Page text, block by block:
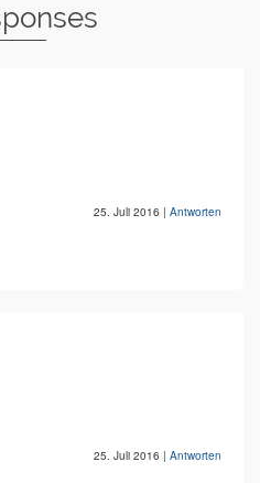
25. Juli 2016 | Antworten
25. Juli 2016 | Antworten